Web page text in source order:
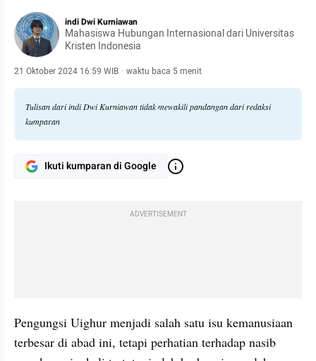
indi Dwi Kurniawan
Mahasiswa Hubungan Internasional dari Universitas
Kristen Indonesia
21 Oktober 2024 16:59 WIB · waktu baca 5 menit
Tulisan dari indi Dwi Kurniawan tidak mewakili pandangan dari redaksi
kumparan
Ikuti kumparan di Google
ADVERTISEMENT
Pengungsi Uighur menjadi salah satu isu kemanusiaan
terbesar di abad ini, tetapi perhatian terhadap nasib